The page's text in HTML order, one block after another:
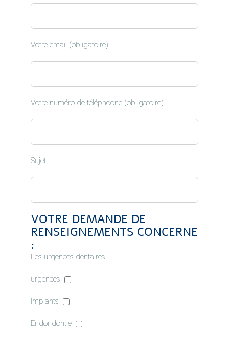
Votre email (obligatoire)
Votre numéro de téléphoone (obligatoire)
Sujet
VOTRE DEMANDE DE
RENSEIGNEMENTS CONCERNE
:
Les urgences dentaires
urgences
Implants
Endondontie